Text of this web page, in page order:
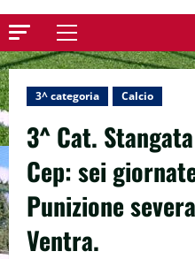
Menu
principale
3^ categoria Calcio
3^ Cat.
Cep: sei
Punizione
Ventra.